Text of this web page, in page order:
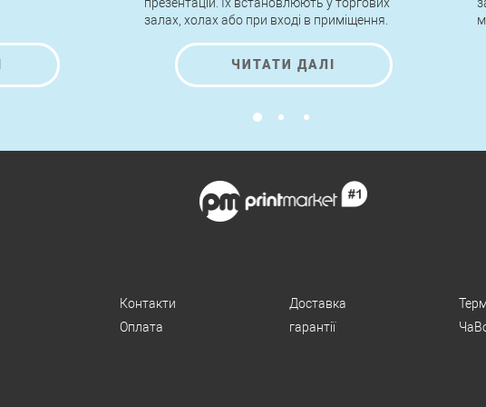
залах, холах або при вході в приміщення.
ЧИТАТИ ДАЛІ
Контакти
Оплата
Доставка
гарантії